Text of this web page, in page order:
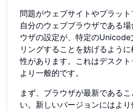
問題がウェブサイトやプラット
自分のウェブブラウザである
ウザの設定が、特定の
リングすることを妨げるよう
性があります。これはデスク
より一般的です。
まず、ブラウザが最新である
い。新しいバージョンにはよ